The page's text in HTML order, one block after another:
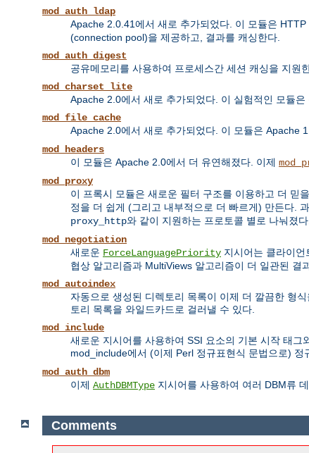
mod_auth_ldap
Apache 2.0.41에서 새로 추가되었다. 이 모듈은
(connection pool)을 제공하고, 결과를 캐싱한다.
mod_auth_digest
공유메모리를 사용하여 프로세스간 세션 캐싱을 지원
mod_charset_lite
Apache 2.0에서 새로 추가되었다. 이 실험적인 모듈
mod_file_cache
Apache 2.0에서 새로 추가되었다. 이 모듈은 Apache
mod_headers
이 모듈은 Apache 2.0에서 더 유연해졌다. 이제
mod_proxy
이 프록시 모듈은 새로운 필터 구조를 이용하고 더 믿
정을 더 쉽게 (그리고 내부적으로 더 빠르게) 만든다.
proxy_http와 같이 지원하는 프로토콜 별로 나눠졌다.
mod_negotiation
새로운 ForceLanguagePriority 지시어는 클라이
협상 알고리즘과 MultiViews 알고리즘이 더 일관된
mod_autoindex
자동으로 생성된 디렉토리 목록이 이제 더 깔끔한 형
토리 목록을 와일드카드로 걸러낼 수 있다.
mod_include
새로운 지시어를 사용하여 SSI 요소의 기본 시작 태
mod_include에서 (이제 Perl 정규표현식 문법으로) 정
mod_auth_dbm
이제 AuthDBMType 지시어를 사용하여 여러 DBM류
Comments